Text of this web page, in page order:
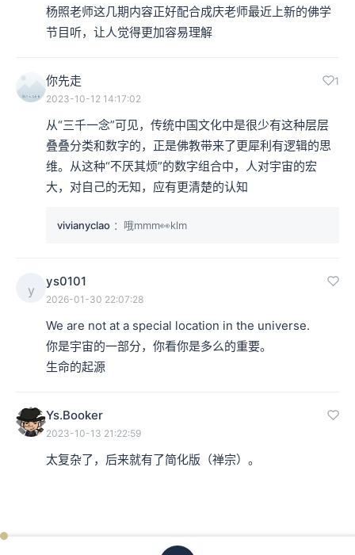
杨照老师这几期内容正好配合成庆老师最近上新的佛学
节目听，让人觉得更加容易理解
你先走 1
2023-10-12 14:17:02
从“三千一念”可见，传统中国文化中是很少有这种层层
叠叠分类和数字的，正是佛教带来了更犀利有逻辑的思
维。从这种“不厌其烦”的数字组合中，人对宇宙的宏
大，对自己的无知，应有更清楚的认知
vivianyclao ：哦mmm👀klm
y
ys0101
2026-01-30 22:07:28
We are not at a special location in the universe.
你是宇宙的一部分，你看你是多么的重要。
生命的起源
Ys.Booker
2023-10-13 21:22:59
太复杂了，后来就有了简化版（禅宗）。